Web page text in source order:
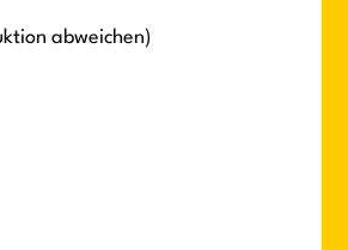
abweichen)